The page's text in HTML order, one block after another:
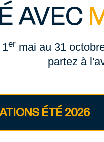
AVEC
er mai au 31
partez à
ÉTÉ 2026